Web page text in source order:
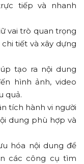
tiếp và nhanh
vai trò quan trọng
tiết và xây dựng
tạo ra nội dung
hình ảnh, video
quả.
tích hành vi người
dung phù hợp và
hóa nội dung để
các công cụ tìm